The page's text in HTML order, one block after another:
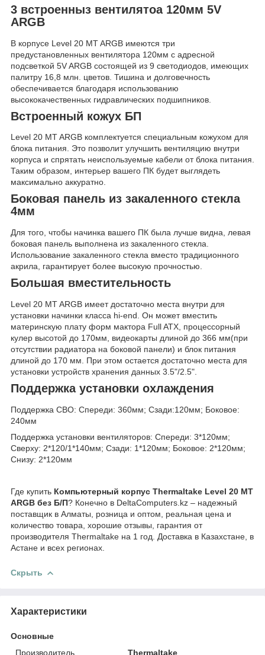
3 встроенныз вентилятоа 120мм 5V
ARGB
В корпусе Level 20 MT ARGB имеются три
предустановленных вентилятора 120мм с адресной
подсветкой 5V ARGB состоящей из 9 светодиодов, имеющих
палитру 16,8 млн. цветов. Тишина и долговечность
обеспечивается благодаря использованию
высококачественных гидравлических подшипников.
Встроенный кожух БП
Level 20 MT ARGB комплектуется специальным кожухом для
блока питания. Это позволит улучшить вентиляцию внутри
корпуса и спрятать неиспользуемые кабели от блока питания.
Таким образом, интерьер вашего ПК будет выглядеть
максимально аккуратно.
Боковая панель из закаленного стекла
4мм
Для того, чтобы начинка вашего ПК была лучше видна, левая
боковая панель выполнена из закаленного стекла.
Использование закаленного стекла вместо традиционного
акрила, гарантирует более высокую прочностью.
Большая вместительность
Level 20 MT ARGB имеет достаточно места внутри для
установки начинки класса hi-end. Он может вместить
материнскую плату форм мактора Full ATX, процессорный
кулер высотой до 170мм, видеокарты длиной до 366 мм(при
отсутствии радиатора на боковой панели) и блок питания
длиной до 170 мм. При этом остается достаточно места для
установки устройств хранения данных 3.5"/2.5".
Поддержка установки охлаждения
Поддержка СВО: Спереди: 360мм; Сзади:120мм; Боковое:
240мм
Поддержка установки вентиляторов: Спереди: 3*120мм;
Сверху: 2*120/1*140мм; Сзади: 1*120мм; Боковое: 2*120мм;
Снизу: 2*120мм
Где купить Компьютерный корпус Thermaltake Level 20 MT
ARGB без Б/П? Конечно в DeltaComputers.kz – надежный
поставщик в Алматы, розница и оптом, реальная цена и
количество товара, хорошие отзывы, гарантия от
производителя Thermaltake на 1 год. Доставка в Казахстане, в
Астане и всех регионах.
Скрыть
Характеристики
Основные
Производитель
Thermaltake